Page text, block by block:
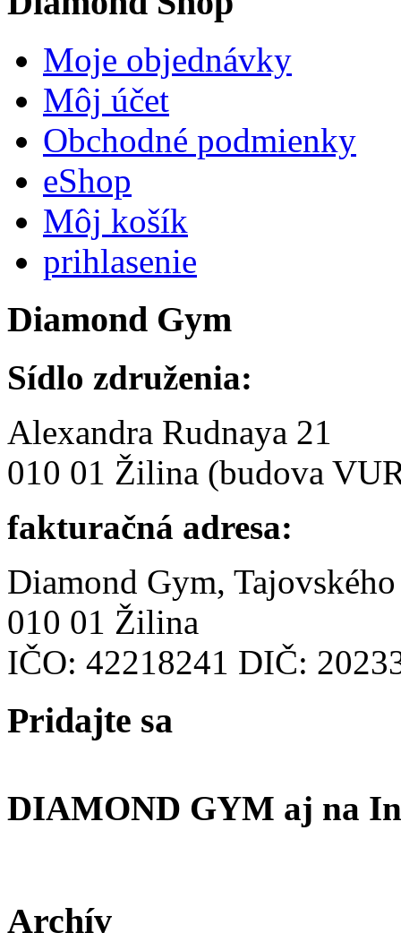
Moje objednávky
Môj účet
Obchodné podmienky
eShop
Môj košík
prihlasenie
Diamond Gym
Sídlo združenia:
Alexandra Rudnaya 21
010 01 Žilina (budova
fakturačná adresa:
Diamond Gym,
010 01 Žilina
IČO: 42218241 DIČ:
Pridajte sa
DIAMOND GYM aj na
Archív